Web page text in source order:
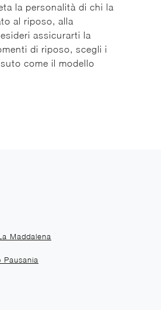
la personalità di chi la
al riposo, alla
assicurarti la
di riposo, scegli i
come il modello
Maddalena
Pausania